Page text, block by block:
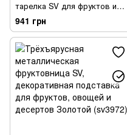
тарелка SV для фруктов и
десертов Коричневый
(sv3947)
941 грн